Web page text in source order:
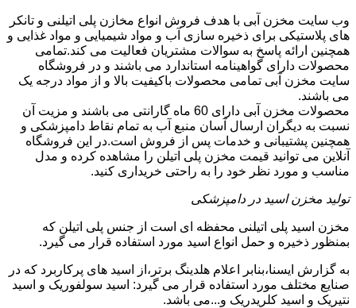
وب سایت مخزن آبی با هدف فروش انواع مخازن پلی اتیلنی و تانکر
های پلاستیکی برای ذخیره سازی آب و مواد شیمیایی و مواد غذایی و
همچنین ارائه پاسخ به سوالات مشتریان فعالیت می کند.تمامی
محصولات دارای گواهینامه استاندارد می باشند و در فروشگاه
سایت مخزن آبی تمامی محصولات باکیفیت بالا و از مواد درجه یک
می باشند.
محصولات مخزن آبی دارای 60 ماه گارانتی می باشند و مزیت آن
نسبت به دیگران ارسال آسان منبع آب به تمام نقاط دامپزشکی و
همچنین پشتیبانی و خدمات پس از فروش است.در این فروشگاه
آنلاین می توانید قیمت مخزن پلی اتیلن را مشاهده کرده و مدل
مناسب و مورد نظر خود را به راحتی خریداری کنید.
تولید مخزن اسید در دامپزشکی
مخزن اسید پلی اتیلنی محفظه ای است از جنس پلی اتیلن که
بمنظور ذخیره و حمل انواع اسید مورد استفاده قرار می گیرد.
به گزارش ایسنا،بنابر اعلام هلدینگ برتر،از اسید های پرکاربرد که در
صنایع مختلف مورد استفاده قرار می گیرد: اسید سولفوریک و اسید
نتیریک و اسید کلریدریک و...می باشد.